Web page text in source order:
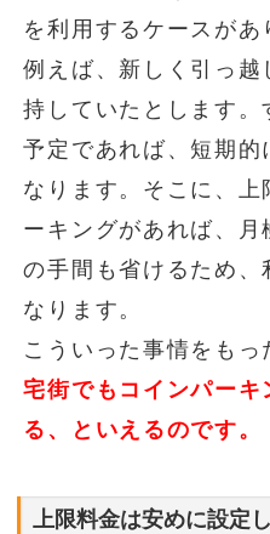
を利用するケースがあ
例えば、新しく引っ
持していたとします
予定であれば、短期
なります。そこに、
ーキングがあれば、
の手間も省けるため、
なります。
こういった事情をも
宅街でもコインパー
る、といえるのです。
上限料金は安めに設定